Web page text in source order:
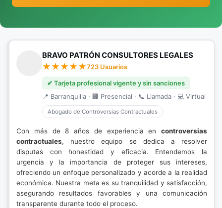
BRAVO PATRÓN CONSULTORES LEGALES
723 Usuarios
✔ Tarjeta profesional vigente y sin sanciones
📍 Barranquilla · 🏢 Presencial · 📞 Llamada · 💻 Virtual
Abogado de Controversias Contractuales
Con más de 8 años de experiencia en controversias
contractuales, nuestro equipo se dedica a resolver
disputas con honestidad y eficacia. Entendemos la
urgencia y la importancia de proteger sus intereses,
ofreciendo un enfoque personalizado y acorde a la realidad
económica. Nuestra meta es su tranquilidad y satisfacción,
asegurando resultados favorables y una comunicación
transparente durante todo el proceso.